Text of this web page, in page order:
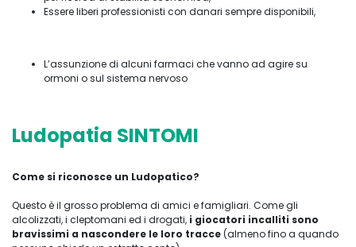
Essere liberi professionisti con danari sempre disponibili,
L’assunzione di alcuni farmaci che vanno ad agire su
ormoni o sul sistema nervoso
Ludopatia SINTOMI
Come si riconosce un Ludopatico?
Questo è il grosso problema di amici e famigliari. Come gli
alcolizzati, i cleptomani ed i drogati, i giocatori incalliti sono
bravissimi a nascondere le loro tracce(almeno fino a quando